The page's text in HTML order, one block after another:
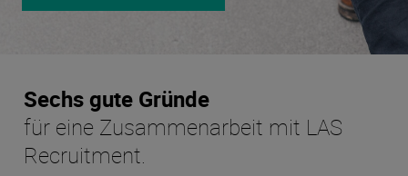
Sechs gute Gründe
für eine Zusammenarbeit mit LAS
Recruitment.